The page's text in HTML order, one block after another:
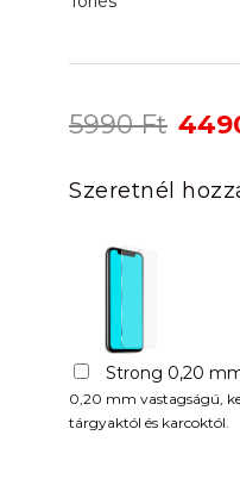
5990Ft
was:
Szeretnél
Strong 0,20
0,20 mm vastagságú,
tárgyaktól és karcoktól.